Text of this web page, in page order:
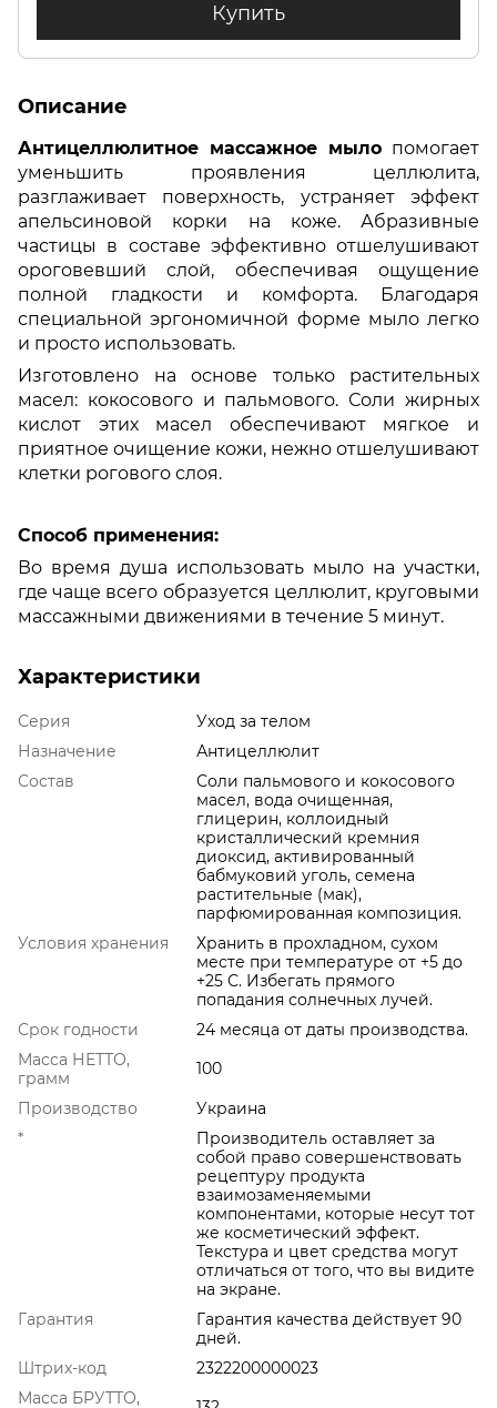
Купить
Описание
Антицеллюлитное массажное мыло помогает
уменьшить проявления целлюлита,
разглаживает поверхность, устраняет эффект
апельсиновой корки на коже. Абразивные
частицы в составе эффективно отшелушивают
ороговевший слой, обеспечивая ощущение
полной гладкости и комфорта. Благодаря
специальной эргономичной форме мыло легко
и просто использовать.
Изготовлено на основе только растительных
масел: кокосового и пальмового. Соли жирных
кислот этих масел обеспечивают мягкое и
приятное очищение кожи, нежно отшелушивают
клетки рогового слоя.
Способ применения:
Во время душа использовать мыло на участки,
где чаще всего образуется целлюлит, круговыми
массажными движениями в течение 5 минут.
Характеристики
Серия
Уход за телом
Назначение
Антицеллюлит
Состав
Соли пальмового и кокосового
масел, вода очищенная,
глицерин, коллоидный
кристаллический кремния
диоксид, активированный
бабмуковий уголь, семена
растительные (мак),
парфюмированная композиция.
Условия хранения
Хранить в прохладном, сухом
месте при температуре от +5 до
+25 С. Избегать прямого
попадания солнечных лучей.
Срок годности
24 месяца от даты производства.
Масса НЕТТО,
грамм
100
Производство
Украина
*
Производитель оставляет за
собой право совершенствовать
рецептуру продукта
взаимозаменяемыми
компонентами, которые несут тот
же косметический эффект.
Текстура и цвет средства могут
отличаться от того, что вы видите
на экране.
Гарантия
Гарантия качества действует 90
дней.
Штрих-код
2322200000023
Масса БРУТТО,